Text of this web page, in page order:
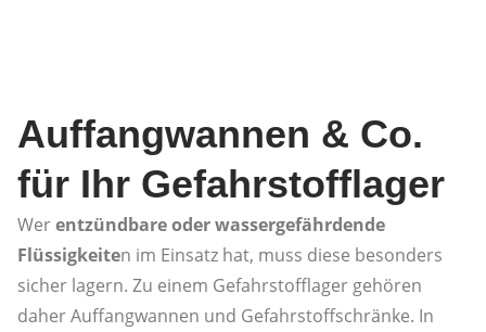
Auffangwannen & Co.
für Ihr Gefahrstofflager
Werentzündbare oder wassergefährdende
Flüssigkeiten im Einsatz hat, muss diese besonders
sicher lagern. Zu einem Gefahrstofflager gehören
daher Auffangwannen und Gefahrstoffschränke. In